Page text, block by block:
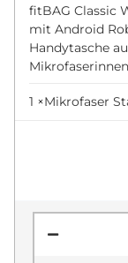
fitBAG Classic
mit Android
Handytasche
1 ×Mikrofaser